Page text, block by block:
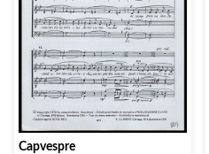
Capvespre